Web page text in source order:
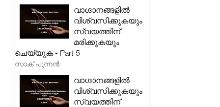
വാഗ്ദാനങ്ങളിൽ
വിശ്വസിക്കുകയും
സ്വയത്തിന്
മരിക്കുകയും
ചെയ്യുക - Part 5
സാക് പുന്നൻ
വാഗ്ദാനങ്ങളിൽ
വിശ്വസിക്കുകയും
സ്വയത്തിന്